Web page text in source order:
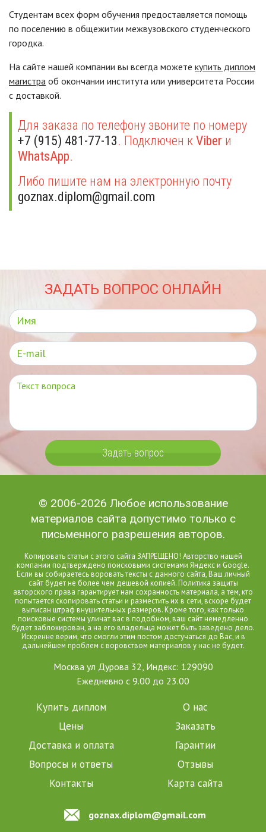
Студентам всех форм обучения предоставляется помощь
по поселению в общежитии межвузовского студенческого
городка.
На сайте нашей компании вы всегда можете купить диплом
магистра об окончании института или университета России
с доставкой.
Для заказа по телефону звоните по номеру
+7 (915) 481-77-13. Подключен к Viber и
WhatsApp.
Либо пишите нам на электронную почту
goznax.diplom@gmail.com
ЗАДАТЬ ВОПРОС ОНЛАЙН
Задать вопрос
© 2006-2026 Любое использование
материалов сайта допустимо только с
письменного разрешения авторов.
Копировать статьи с этого сайта ЗАПРЕЩЕНО! Авторство нашей
компании подтверждено поисковыми системами Яндекс и Google.
Если вы собираетесь воровать тексты с данного сайта, Ваш личный
сайт будет не более чем дешевой копией. Политика защиты
авторского права гарантирует нам сохранность материала, а тем, кто
попытается скопировать статьи и разместить их в сети, вскоре будет
выписан штраф внушительных размеров. Кроме того, как только
поисковые системы уличат вас в подобном, ваш сайт немедленно
будет заблокирован, а на его владельца может быть заведено дело.
Искренне верим, что смогли этим постом достучаться до Вас, и в
дальнейшем проблем с воровством материалов у нас не будет.
Москва ул Дурова 32, Индекс: 129090
Ежедневно с 9.00 до 23.00
Купить диплом
О нас
Цены
Заказать
Доставка и оплата
Гарантии
Вопросы и ответы
Отзывы
Контакты
Карта сайта
goznax.diplom@gmail.com